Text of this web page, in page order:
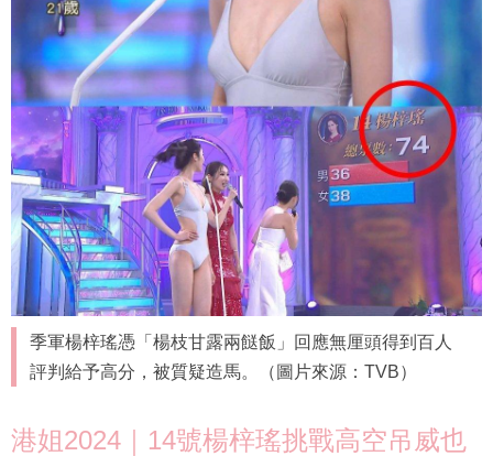
季軍楊梓瑤憑「楊枝甘露兩餸飯」回應無厘頭得到百人
評判給予高分，被質疑造馬。（圖片來源：TVB）
港姐2024｜14號楊梓瑤挑戰高空吊威也